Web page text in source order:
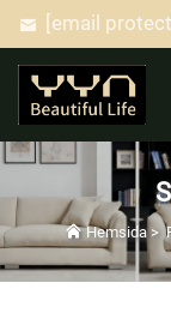
[email
Hemsida>